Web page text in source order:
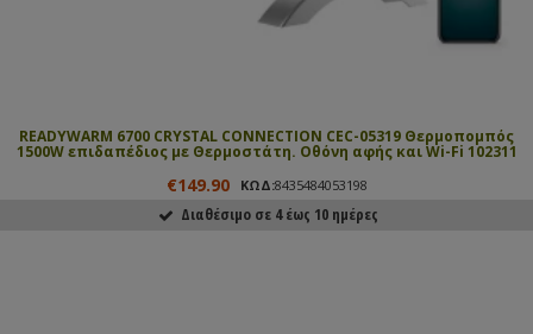
READYWARM 6700 CRYSTAL CONNECTION CEC-05319 Θερμοπομπός
1500W επιδαπέδιος με Θερμοστάτη. Οθόνη αφής και Wi-Fi 102311
€149.90 ΚΩΔ:8435484053198
Διαθέσιμο σε 4 έως 10 ημέρες